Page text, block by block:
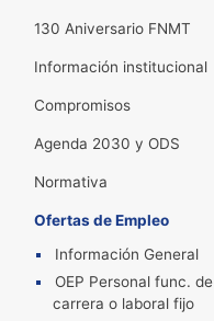
130 Aniversario FNMT
Información institucional
Compromisos
Agenda 2030 y ODS
Normativa
Ofertas de Empleo
Información General
OEP Personal func. de
carrera o laboral fijo